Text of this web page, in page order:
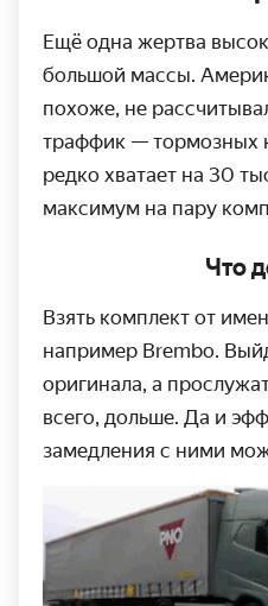
Ещё одна жертва
большой массы.
похоже, не
траффик — тормозных
редко хватает на 30
максимум на пару
Что
Взять комплект от
например Brembo.
оригинала, а
всего, дольше. Да и
замедления с ними